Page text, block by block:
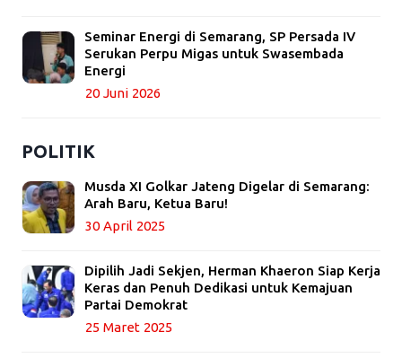
Seminar Energi di Semarang, SP Persada IV
Serukan Perpu Migas untuk Swasembada
Energi
20 Juni 2026
POLITIK
Musda XI Golkar Jateng Digelar di Semarang:
Arah Baru, Ketua Baru!
30 April 2025
Dipilih Jadi Sekjen, Herman Khaeron Siap Kerja
Keras dan Penuh Dedikasi untuk Kemajuan
Partai Demokrat
25 Maret 2025